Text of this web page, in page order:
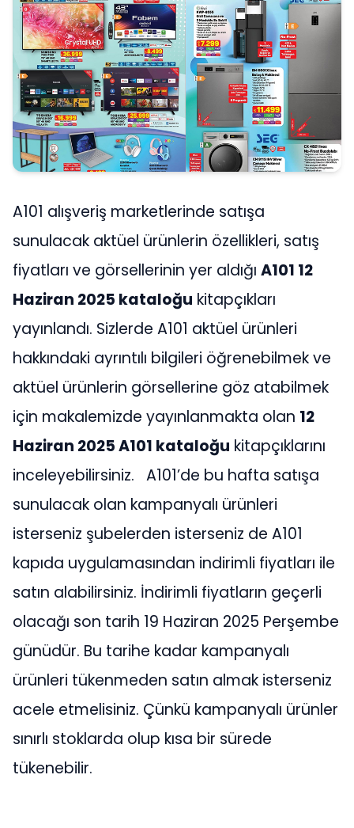
A101 alışveriş marketlerinde satışa
sunulacak aktüel ürünlerin özellikleri, satış
fiyatları ve görsellerinin yer aldığı A101 12
Haziran 2025 kataloğu kitapçıkları
yayınlandı. Sizlerde A101 aktüel ürünleri
hakkındaki ayrıntılı bilgileri öğrenebilmek ve
aktüel ürünlerin görsellerine göz atabilmek
için makalemizde yayınlanmakta olan 12
Haziran 2025 A101 kataloğu kitapçıklarını
inceleyebilirsiniz. A101’de bu hafta satışa
sunulacak olan kampanyalı ürünleri
isterseniz şubelerden isterseniz de A101
kapıda uygulamasından indirimli fiyatları ile
satın alabilirsiniz. İndirimli fiyatların geçerli
olacağı son tarih 19 Haziran 2025 Perşembe
günüdür. Bu tarihe kadar kampanyalı
ürünleri tükenmeden satın almak isterseniz
acele etmelisiniz. Çünkü kampanyalı ürünler
sınırlı stoklarda olup kısa bir sürede
tükenebilir.